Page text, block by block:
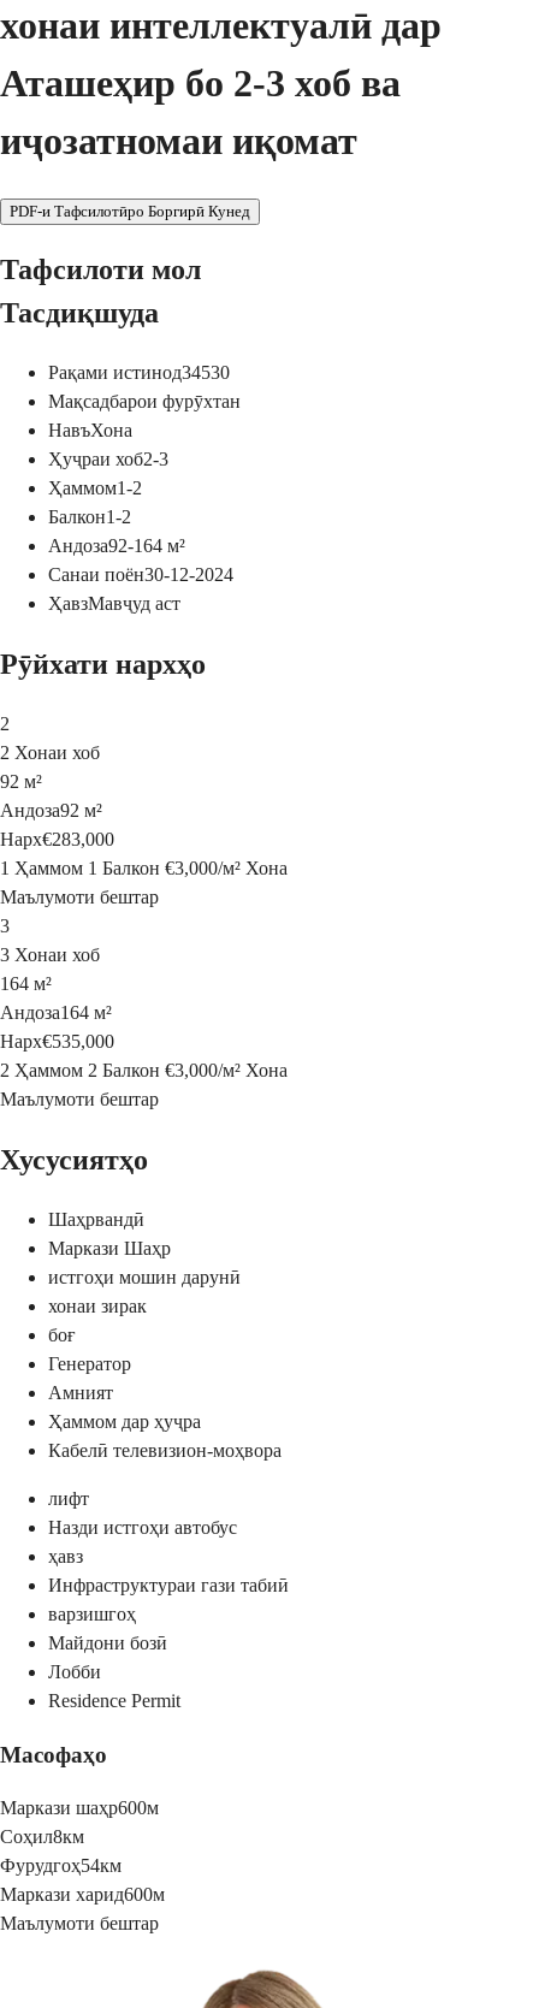
хонаи интеллектуалӣ дар
Аташеҳир бо 2-3 хоб ва
иҷозатномаи иқомат
PDF-и Тафсилотӣро Боргирӣ Кунед
Тафсилоти мол
Тасдиқшуда
Рақами истинод34530
Мақсадбарои фурӯхтан
НавъХона
Ҳуҷраи хоб2-3
Ҳаммом1-2
Балкон1-2
Андоза92-164 м²
Санаи поён30-12-2024
ҲавзМавҷуд аст
Рӯйхати нархҳо
2
2 Хонаи хоб
92 м²
Андоза92 м²
Нарх€283,000
1 Ҳаммом 1 Балкон €3,000/м² Хона
Маълумоти бештар
3
3 Хонаи хоб
164 м²
Андоза164 м²
Нарх€535,000
2 Ҳаммом 2 Балкон €3,000/м² Хона
Маълумоти бештар
Хусусиятҳо
Шаҳрвандӣ
Маркази Шаҳр
истгоҳи мошин дарунӣ
хонаи зирак
боғ
Генератор
Амният
Ҳаммом дар ҳуҷра
Кабелӣ телевизион-моҳвора
лифт
Назди истгоҳи автобус
ҳавз
Инфраструктураи гази табиӣ
варзишгоҳ
Майдони бозӣ
Лобби
Residence Permit
Масофаҳо
Маркази шаҳр600м
Соҳил8км
Фурудгоҳ54км
Маркази харид600м
Маълумоти бештар